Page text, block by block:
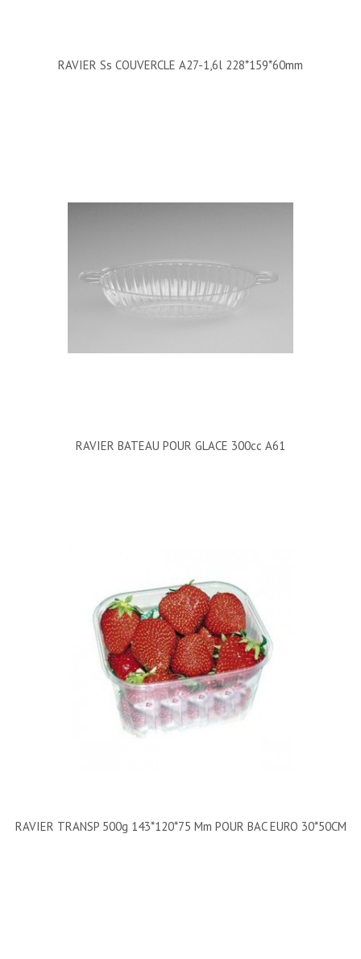
RAVIER Ss COUVERCLE A27-1,6l 228*159*60mm
RAVIER BATEAU POUR GLACE 300cc A61
RAVIER TRANSP 500g 143*120*75 Mm POUR BAC EURO 30*50CM